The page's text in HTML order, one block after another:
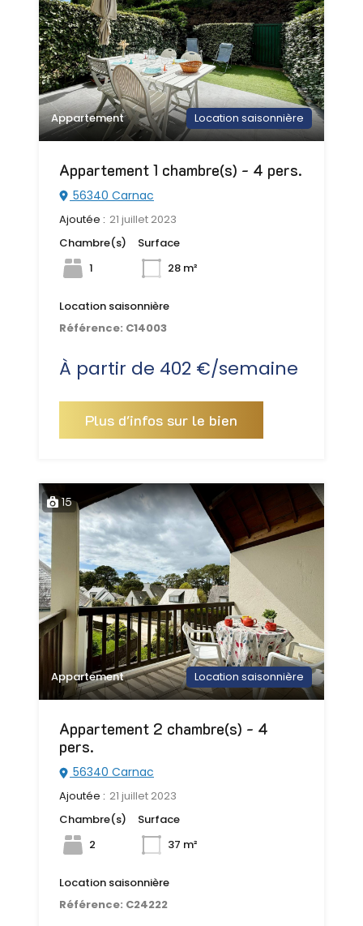
Appartement Location saisonnière
Appartement 1 chambre(s) - 4 pers.
56340 Carnac
Ajoutée : 21 juillet 2023
Chambre(s)
1
Surface
28 m²
Location saisonnière
Référence: C14003
À partir de 402 €/semaine
Plus d'infos sur le bien
15
Appartement Location saisonnière
Appartement 2 chambre(s) - 4
pers.
56340 Carnac
Ajoutée : 21 juillet 2023
Chambre(s)
2
Surface
37 m²
Location saisonnière
Référence: C24222